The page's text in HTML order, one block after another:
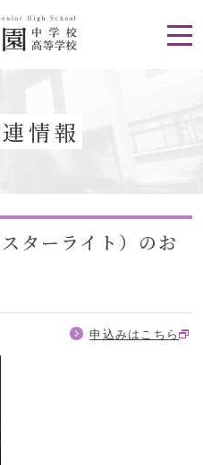
情報
ターライト）のお
申込みはこちら